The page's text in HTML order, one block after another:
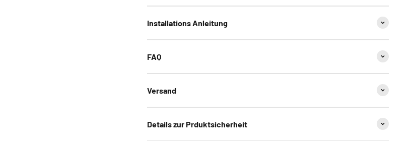
Installations Anleitung
FAQ
Versand
Details zur Prduktsicherheit